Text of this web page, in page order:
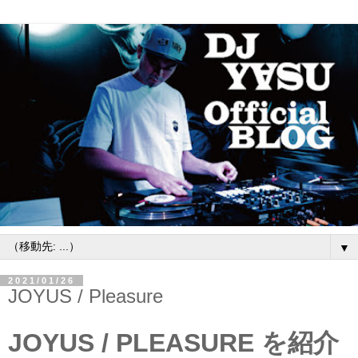
▼
2021/01/26
JOYUS / Pleasure
JOYUS / PLEASURE を紹介